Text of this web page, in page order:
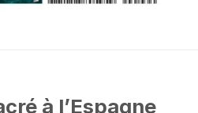
à l’Espagne